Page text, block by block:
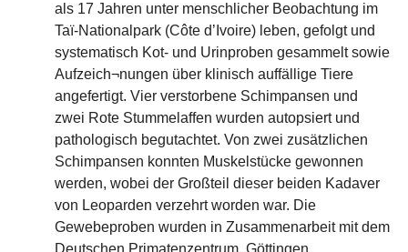
als 17 Jahren unter menschlicher Beobachtung im
Taï-Nationalpark (Côte d’Ivoire) leben, gefolgt und
systematisch Kot- und Urinproben gesammelt sowie
Aufzeich¬nungen über klinisch auffällige Tiere
angefertigt. Vier verstorbene Schimpansen und
zwei Rote Stummelaffen wurden autopsiert und
pathologisch begutachtet. Von zwei zusätzlichen
Schimpansen konnten Muskelstücke gewonnen
werden, wobei der Großteil dieser beiden Kadaver
von Leoparden verzehrt worden war. Die
Gewebeproben wurden in Zusammenarbeit mit dem
Deutschen Primatenzentrum, Göttingen,